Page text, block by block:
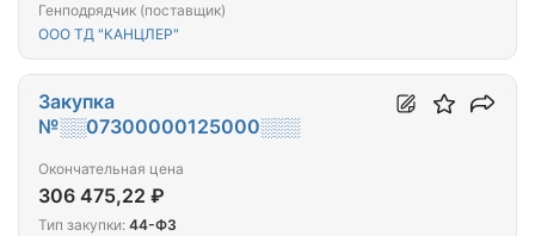
Генподрядчик (поставщик)
ООО ТД "КАНЦЛЕР"
Закупка
№░░07300000125000░░░
Окончательная цена
306 475,22 ₽
Тип закупки: 44-ФЗ